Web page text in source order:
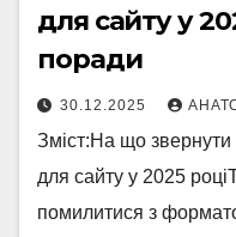
для сайту у
поради
30.12.2025
Зміст:На що звернути
для сайту у 2025
помилитися з